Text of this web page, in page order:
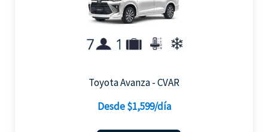
Toyota Avanza - CVAR
Desde $1,599/día